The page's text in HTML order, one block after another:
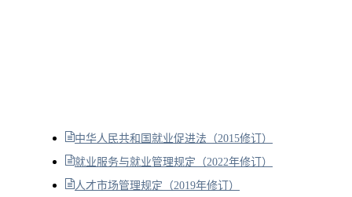
中华人民共和国就业促进法（2015修订）
就业服务与就业管理规定（2022年修订）
人才市场管理规定（2019年修订）